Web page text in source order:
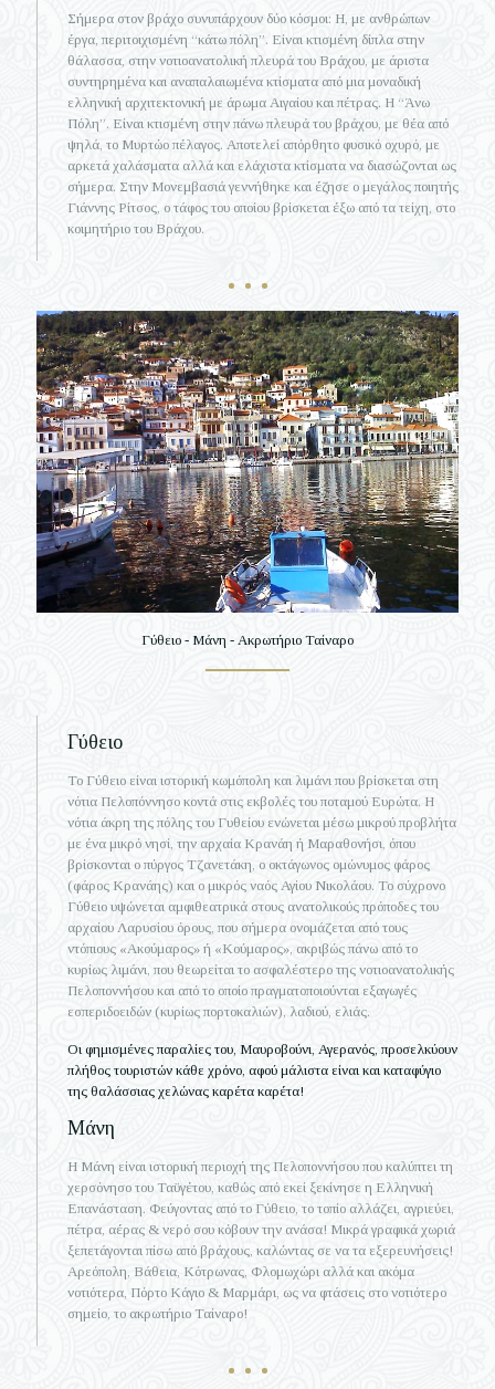
Σήμερα στον βράχο συνυπάρχουν δύο κόσμοι: Η, με ανθρώπων
έργα, περιτοιχισμένη “κάτω πόλη”. Είναι κτισμένη δίπλα στην
θάλασσα, στην νοτιοανατολική πλευρά του Βράχου, με άριστα
συντηρημένα και αναπαλαιωμένα κτίσματα από μια μοναδική
ελληνική αρχιτεκτονική με άρωμα Αιγαίου και πέτρας. Η “Άνω
Πόλη”. Είναι κτισμένη στην πάνω πλευρά του βράχου, με θέα από
ψηλά, το Μυρτώο πέλαγος. Αποτελεί απόρθητο φυσικό οχυρό, με
αρκετά χαλάσματα αλλά και ελάχιστα κτίσματα να διασώζονται ως
σήμερα. Στην Μονεμβασιά γεννήθηκε και έζησε ο μεγάλος ποιητής
Γιάννης Ρίτσος, ο τάφος του οποίου βρίσκεται έξω από τα τείχη, στο
κοιμητήριο του Βράχου.
Γύθειο - Μάνη - Ακρωτήριο Ταίναρο
Γύθειο
Το Γύθειο είναι ιστορική κωμόπολη και λιμάνι που βρίσκεται στη
νότια Πελοπόννησο κοντά στις εκβολές του ποταμού Ευρώτα. Η
νότια άκρη της πόλης του Γυθείου ενώνεται μέσω μικρού προβλήτα
με ένα μικρό νησί, την αρχαία Κρανάη ή Μαραθονήσι, όπου
βρίσκονται ο πύργος Τζανετάκη, ο οκτάγωνος ομώνυμος φάρος
(φάρος Κρανάης) και ο μικρός ναός Αγίου Νικολάου. Το σύχρονο
Γύθειο υψώνεται αμφιθεατρικά στους ανατολικούς πρόποδες του
αρχαίου Λαρυσίου όρους, που σήμερα ονομάζεται από τους
ντόπιους «Ακούμαρος» ή «Κούμαρος», ακριβώς πάνω από το
κυρίως λιμάνι, που θεωρείται το ασφαλέστερο της νοτιοανατολικής
Πελοποννήσου και από το οποίο πραγματοποιούνται εξαγωγές
εσπεριδοειδών (κυρίως πορτοκαλιών), λαδιού, ελιάς.
Οι φημισμένες παραλίες του, Μαυροβούνι, Αγερανός, προσελκύουν
πλήθος τουριστών κάθε χρόνο, αφού μάλιστα είναι και καταφύγιο
της θαλάσσιας χελώνας καρέτα καρέτα!
Μάνη
Η Μάνη είναι ιστορική περιοχή της Πελοποννήσου που καλύπτει τη
χερσόνησο του Ταϋγέτου, καθώς από εκεί ξεκίνησε η Ελληνική
Επανάσταση. Φεύγοντας από το Γύθειο, το τοπίο αλλάζει, αγριεύει,
πέτρα, αέρας & νερό σου κόβουν την ανάσα! Μικρά γραφικά χωριά
ξεπετάγονται πίσω από βράχους, καλώντας σε να τα εξερευνήσεις!
Αρεόπολη, Βάθεια, Κότρωνας, Φλομωχώρι αλλά και ακόμα
νοτιότερα, Πόρτο Κάγιο & Μαρμάρι, ως να φτάσεις στο νοτιότερο
σημείο, το ακρωτήριο Ταίναρο!